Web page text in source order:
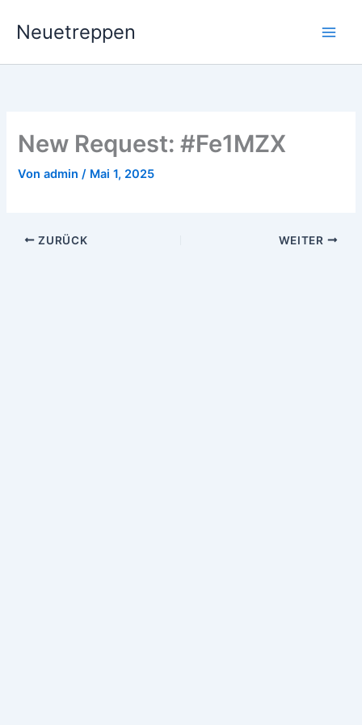
InhaltNeuetreppen
New Request: #Fe1MZX
Vonadmin/ Mai 1, 2025
ZURÜCK WEITER